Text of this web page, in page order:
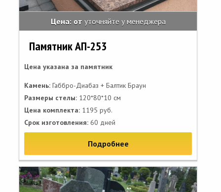
Цена: от уточняйте у менеджера
Памятник АП-253
Цена указана за памятник
Камень: Габбро-Диабаз + Балтик Браун
Размеры стелы: 120*80*10 см
Цена комплекта: 1195 руб.
Срок изготовления: 60 дней
Подробнее